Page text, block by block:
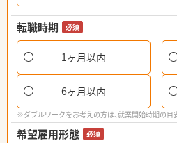
転職時期 必須
1ヶ月以内
6ヶ月以内
※ダブルワークをお考えの方は、就業開始時期の目
希望雇用形態 必須